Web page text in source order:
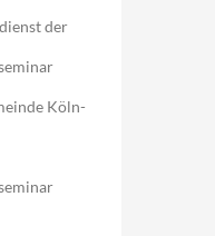
der
Köln-